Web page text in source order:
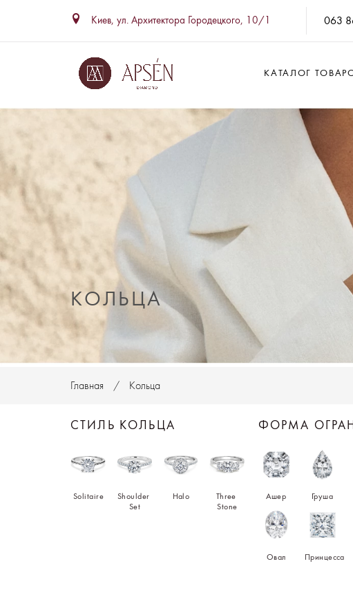
Киев, ул. Архитектора Городецкого, 10/1 063
КАТАЛОГ
КОЛЬЦА
Главная Кольца
СТИЛЬ КОЛЬЦА
Solitaire
Shoulder
Set
Halo
Three
Stone
ФОРМA
Ашер Груша
Овал Принцесса